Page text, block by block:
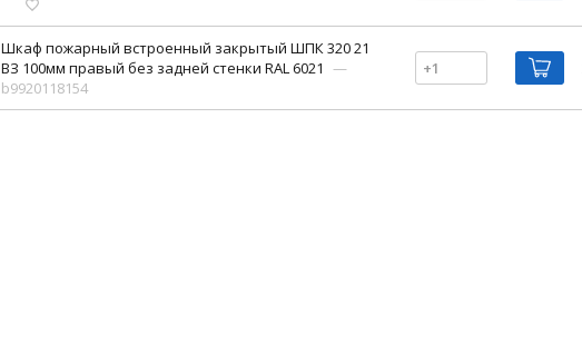
Шкаф пожарный встроенный закрытый ШПК 320 21
ВЗ 100мм правый без задней стенки RAL 6021 —
b9920118154